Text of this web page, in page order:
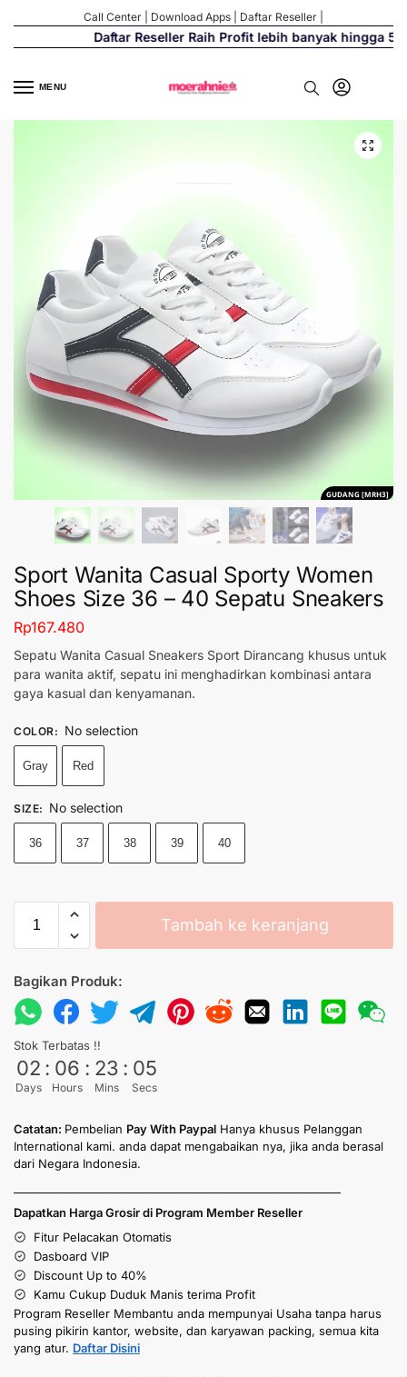
Call Center Download Apps Daftar Reseller
Daftar Reseller Raih Profit lebih banyak hingga 500%
MENU
GUDANG [MRH3]
Sport Wanita Casual Sporty Women
Shoes Size 36 – 40 Sepatu Sneakers
Rp167.480
Sepatu Wanita Casual Sneakers Sport Dirancang khusus untuk
para wanita aktif, sepatu ini menghadirkan kombinasi antara
gaya kasual dan kenyamanan.
COLOR: No selection
Gray Red
SIZE: No selection
36 37 38 39 40
Tambah ke keranjang
Bagikan Produk:
Stok Terbatas !!
02
Days
: 06
Hours
: 23
Mins
: 05
Secs
Catatan: Pembelian Pay With Paypal Hanya khusus Pelanggan
International kami. anda dapat mengabaikan nya, jika anda berasal
dari Negara Indonesia.
Dapatkan Harga Grosir di Program Member Reseller
Fitur Pelacakan Otomatis
Dasboard VIP
Discount Up to 40%
Kamu Cukup Duduk Manis terima Profit
Program Reseller Membantu anda mempunyai Usaha tanpa harus
pusing pikirin kantor, website, dan karyawan packing, semua kita
yang atur. Daftar Disini